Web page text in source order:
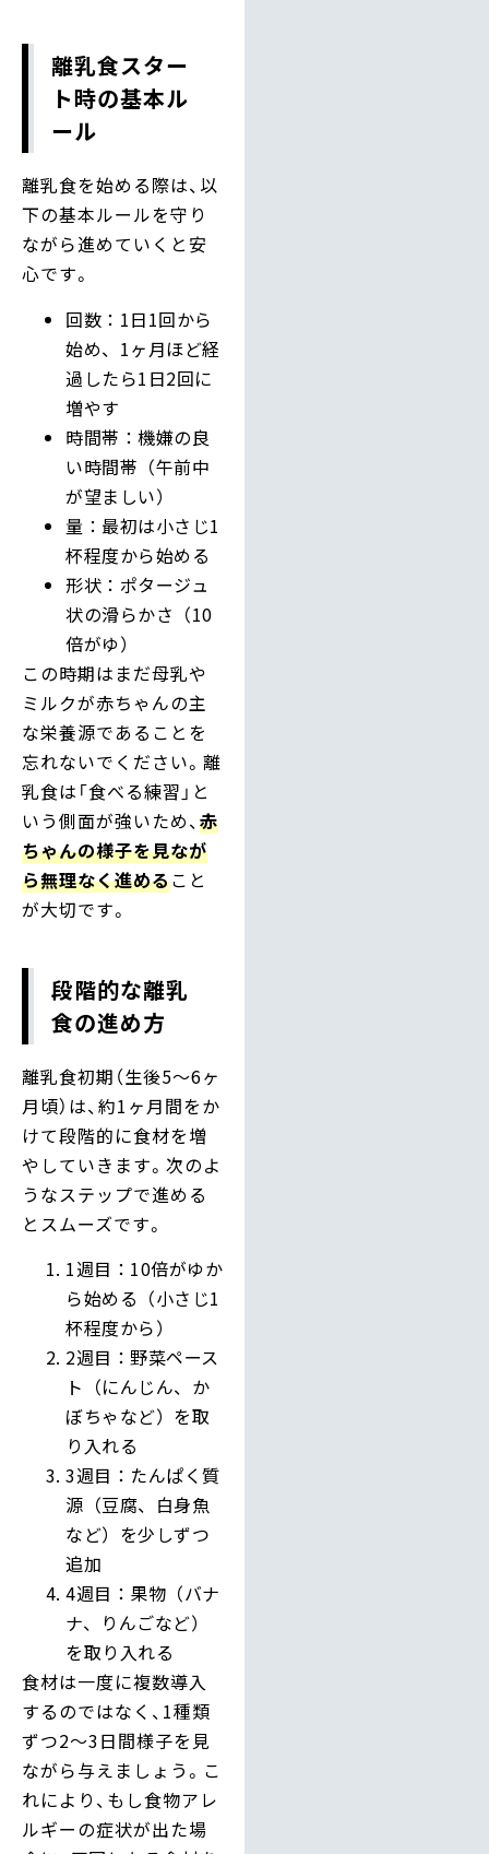
離乳食スター
ト時の基本ル
ール
離乳食を始める際は、以
下の基本ルールを守り
ながら進めていくと安
心です。
回数：1日1回から
始め、1ヶ月ほど経
過したら1日2回に
増やす
時間帯：機嫌の良
い時間帯（午前中
が望ましい）
量：最初は小さじ1
杯程度から始める
形状：ポタージュ
状の滑らかさ（10
倍がゆ）
この時期はまだ母乳や
ミルクが赤ちゃんの主
な栄養源であることを
忘れないでください。離
乳食は「食べる練習」と
いう側面が強いため、 赤
ちゃんの様子を見なが
ら無理なく進めること
が大切です。
段階的な離乳
食の進め方
離乳食初期（生後5〜6ヶ
月頃）は、約1ヶ月間をか
けて段階的に食材を増
やしていきます。次のよ
うなステップで進める
とスムーズです。
1週目：10倍がゆか
ら始める（小さじ1
杯程度から）
2週目：野菜ペース
ト（にんじん、か
ぼちゃなど）を取
り入れる
3週目：たんぱく質
源（豆腐、白身魚
など）を少しずつ
追加
4週目：果物（バナ
ナ、りんごなど）
を取り入れる
食材は一度に複数導入
するのではなく、1種類
ずつ2〜3日間様子を見
ながら与えましょう。こ
れにより、もし食物アレ
ルギーの症状が出た場